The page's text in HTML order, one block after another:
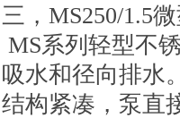
三，MS250/1.5
MS系列轻型不
吸水和径向排水
结构紧凑，泵直